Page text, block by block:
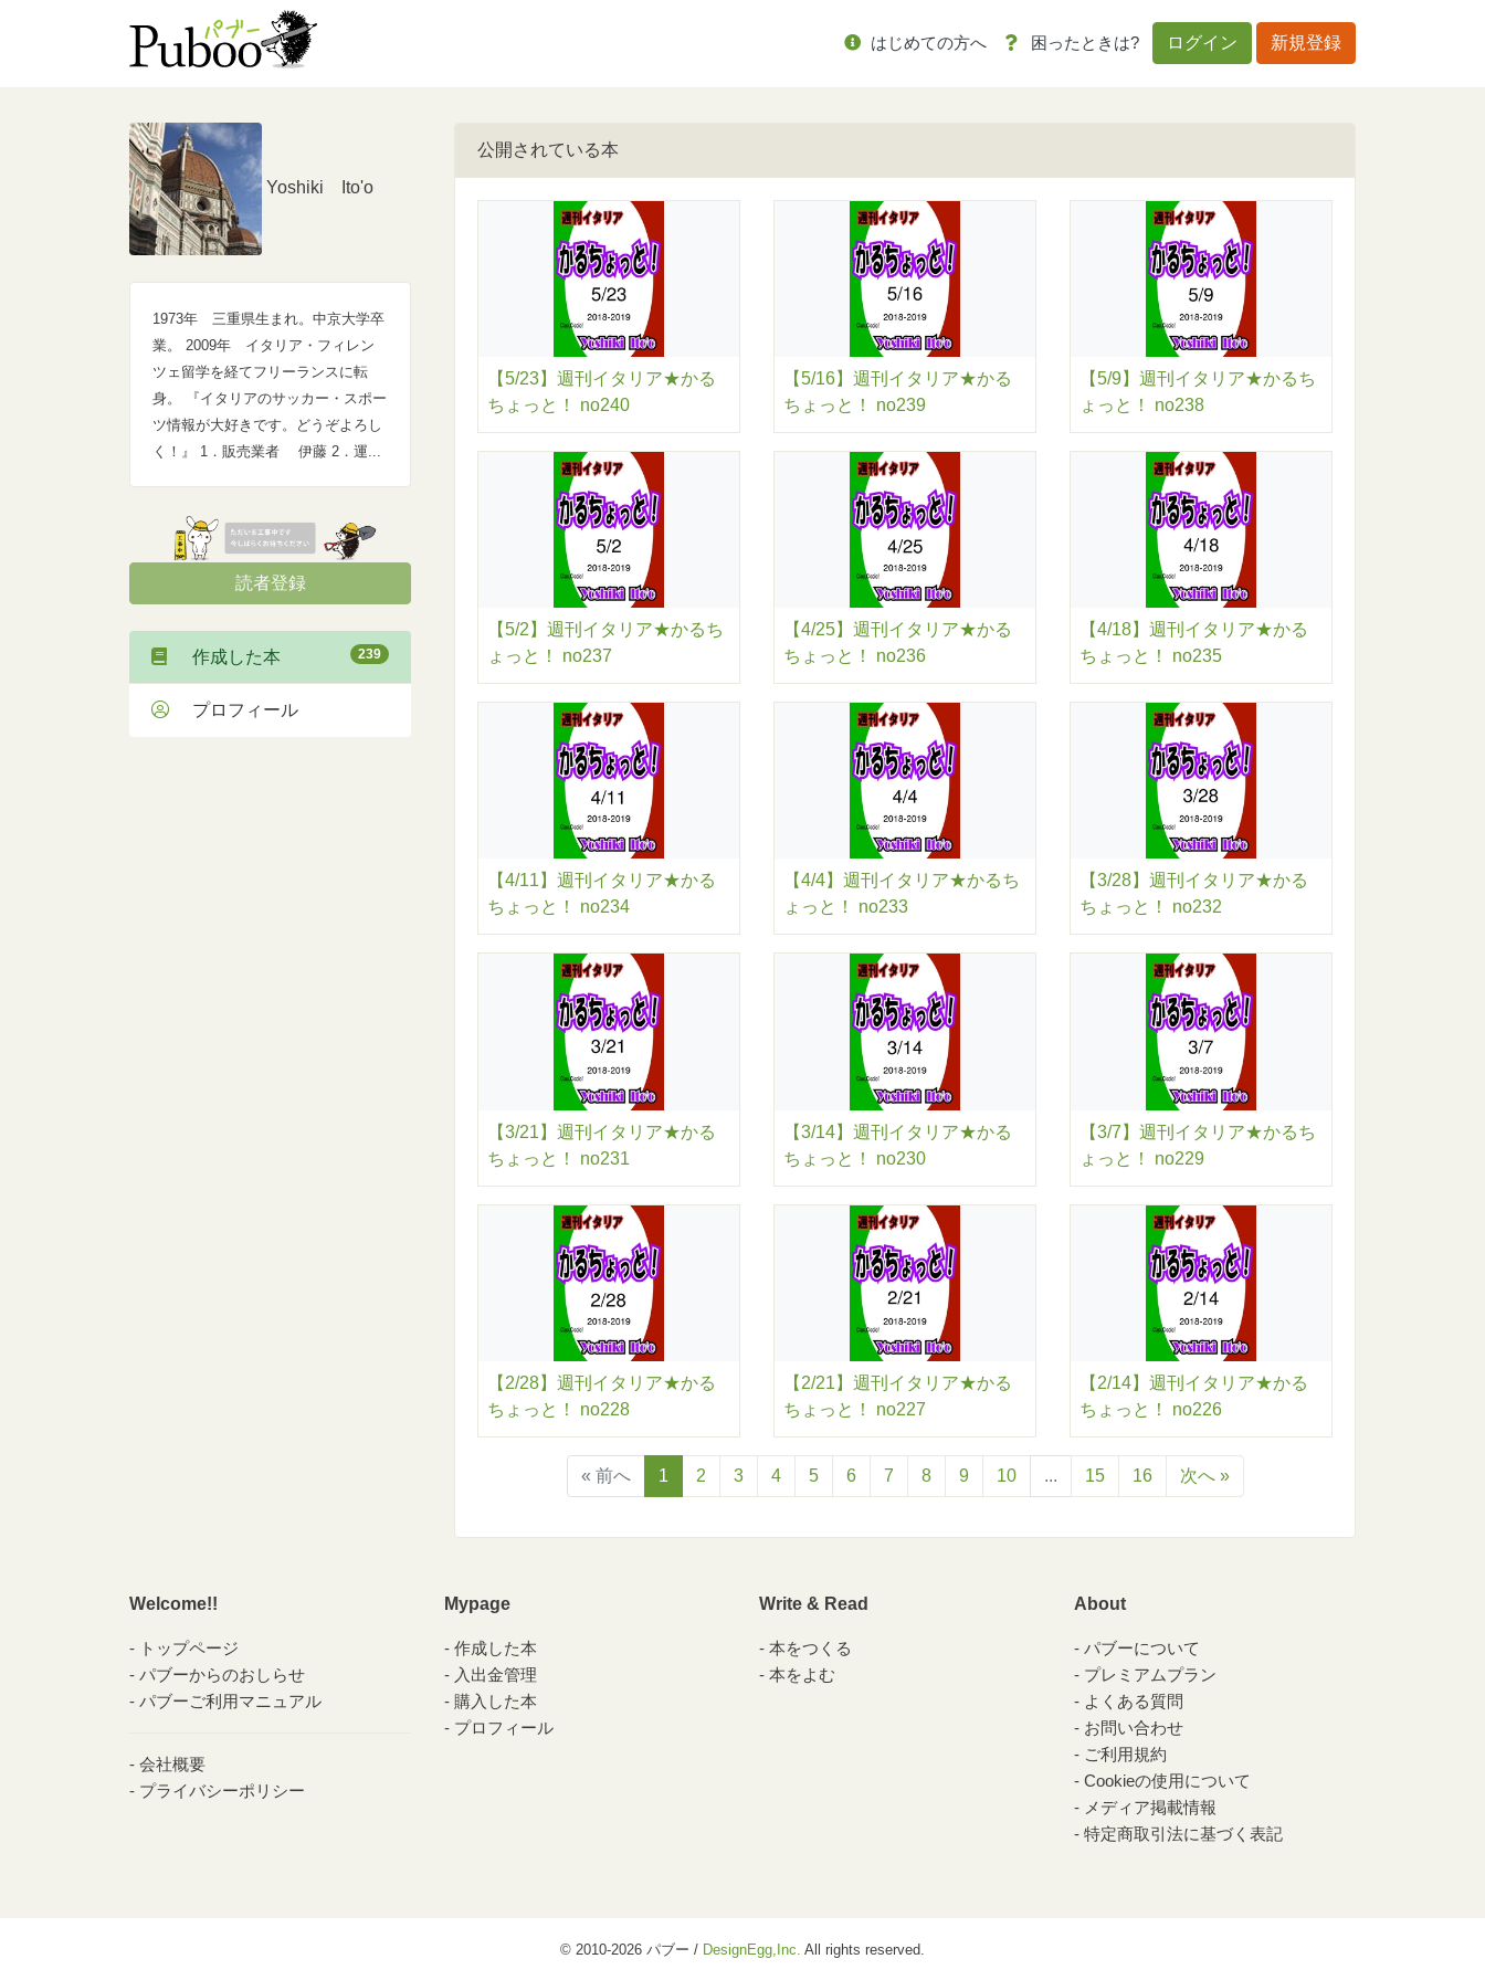
はじめての方へ 困ったときは? ログイン 新規登録
公開されている本
【5/23】週刊イタリア★かる
ちょっと！ no240
【5/16】週刊イタリア★かる
ちょっと！ no239
【5/9】週刊イタリア★かるち
ょっと！ no238
【5/2】週刊イタリア★かるち
ょっと！ no237
【4/25】週刊イタリア★かる
ちょっと！ no236
【4/18】週刊イタリア★かる
ちょっと！ no235
【4/11】週刊イタリア★かる
ちょっと！ no234
【4/4】週刊イタリア★かるち
ょっと！ no233
【3/28】週刊イタリア★かる
ちょっと！ no232
【3/21】週刊イタリア★かる
ちょっと！ no231
【3/14】週刊イタリア★かる
ちょっと！ no230
【3/7】週刊イタリア★かるち
ょっと！ no229
【2/28】週刊イタリア★かる
ちょっと！ no228
【2/21】週刊イタリア★かる
ちょっと！ no227
【2/14】週刊イタリア★かる
ちょっと！ no226
« 前へ 1 2 3 4 5 6 7 8 9 10 ... 15 16 次へ »
Yoshiki Ito'o
1973年 三重県生まれ。中京大学卒
業。 2009年 イタリア・フィレン
ツェ留学を経てフリーランスに転
身。 『イタリアのサッカー・スポー
ツ情報が大好きです。どうぞよろし
く！』 1．販売業者 伊藤 2．運...
読者登録
作成した本 239
プロフィール
Welcome!!
トップページ
パブーからのおしらせ
パブーご利用マニュアル
会社概要
プライバシーポリシー
Mypage
作成した本
入出金管理
購入した本
プロフィール
Write & Read
本をつくる
本をよむ
About
パブーについて
プレミアムプラン
よくある質問
お問い合わせ
ご利用規約
Cookieの使用について
メディア掲載情報
特定商取引法に基づく表記
© 2010-2026 パブー / DesignEgg,Inc. All rights reserved.